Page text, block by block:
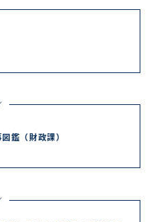
鑑（財政課）